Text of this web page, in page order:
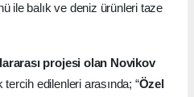
ile balık ve deniz ürünleri taze
projesi olan Novikov
edilenleri arasında; “Özel